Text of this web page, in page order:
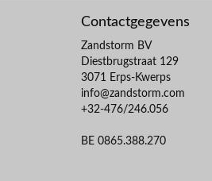
Contactgegevens
Zandstorm BV
Diestbrugstraat 129
3071 Erps-Kwerps
info@zandstorm.com
+32-476/246.056
BE 0865.388.270